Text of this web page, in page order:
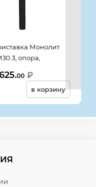
Монолит
опора,
00 ₽
в корзину